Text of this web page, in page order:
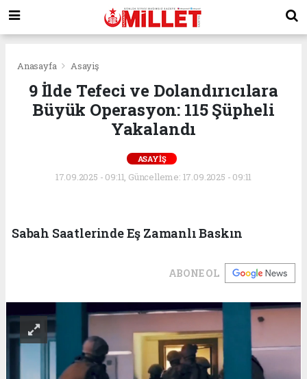
Anasayfa Asayiş
9 İlde Tefeci ve Dolandırıcılara
Büyük Operasyon: 115 Şüpheli
Yakalandı
ASAYIŞ
17.09.2025 - 09:11, Güncelleme: 17.09.2025 - 09:11
Sabah Saatlerinde Eş Zamanlı Baskın
ABONE OL